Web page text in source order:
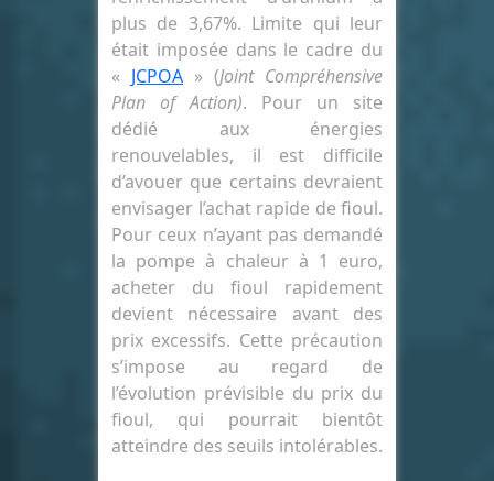
plus de 3,67%. Limite qui leur
était imposée dans le cadre du
« JCPOA » (Joint Compréhensive
Plan of Action). Pour un site
dédié aux énergies
renouvelables, il est difficile
d’avouer que certains devraient
envisager l’achat rapide de fioul.
Pour ceux n’ayant pas demandé
la pompe à chaleur à 1 euro,
acheter du fioul rapidement
devient nécessaire avant des
prix excessifs. Cette précaution
s’impose au regard de
l’évolution prévisible du prix du
fioul, qui pourrait bientôt
atteindre des seuils intolérables.